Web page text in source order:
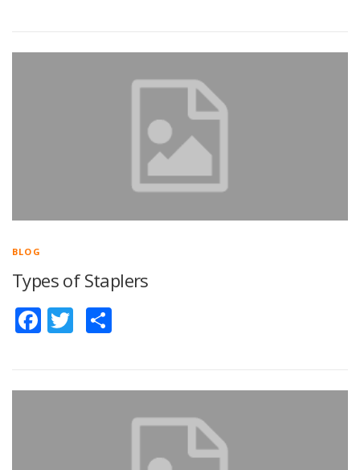
BLOG
Types of Staplers
Facebook
Twitter